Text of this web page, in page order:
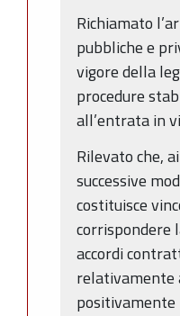
Richiamato
pubbliche e
vigore della
procedure
all’entrata in
Rilevato che,
successive
costituisce
corrispondere
accordi
positivamente